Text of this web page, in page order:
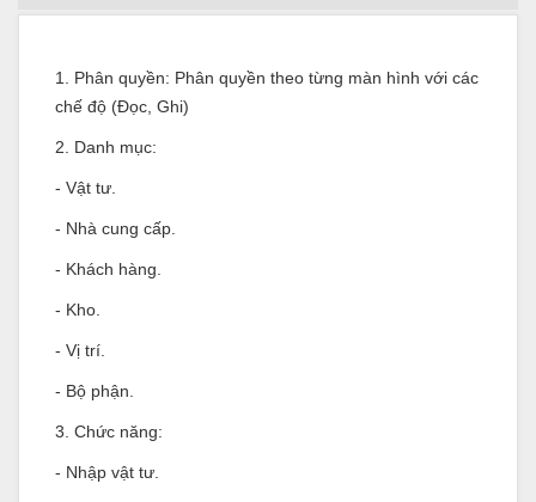
1. Phân quyền: Phân quyền theo từng màn hình với các
chế độ (Đọc, Ghi)
2. Danh mục:
- Vật tư.
- Nhà cung cấp.
- Khách hàng.
- Kho.
- Vị trí.
- Bộ phận.
3. Chức năng:
- Nhập vật tư.